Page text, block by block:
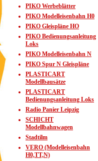
PIKO Werbeblätter
PIKO Modelleisenbahn H0
PIKO Gleispläne HO
PIKO Bedienungsanleitung
Loks
PIKO Modelleisenbahn N
PIKO Spur N Gleispläne
PLASTICART
Modellbausätze
PLASTICART
Bedienungsanleitung Loks
Radio Panier Leipzig
SCHICHT
Modellbahnwagen
Stadtilm
VERO (Modelleisenbahn
H0,TT,N)